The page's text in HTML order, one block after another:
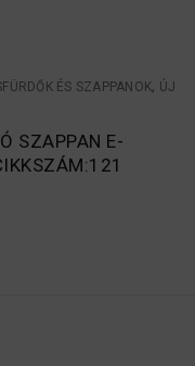
ÉS SZAPPANOK, ÚJ
SZAPPAN E-